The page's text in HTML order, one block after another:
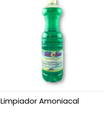
Limpiador Amoniacal